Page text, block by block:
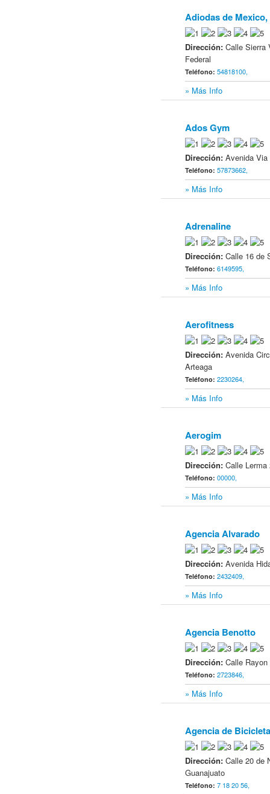
Adiodas de
Dirección:Calle Sierra
Federal
Teléfono:54818100,
» Más Info
Ados Gym
Dirección:Avenida
Teléfono:57873662,
» Más Info
Adrenaline
Dirección:Calle 16 de
Teléfono:6149595,
» Más Info
Aerofitness
Dirección:Avenida
Arteaga
Teléfono:2230264,
» Más Info
Aerogim
Dirección:Calle
Teléfono:00000,
» Más Info
Agencia Alvarado
Dirección:Avenida
Teléfono:2432409,
» Más Info
Agencia Benotto
Dirección:Calle
Teléfono:2723846,
» Más Info
Agencia de
Dirección:Calle 20 de
Guanajuato
Teléfono:7 18 20 56,